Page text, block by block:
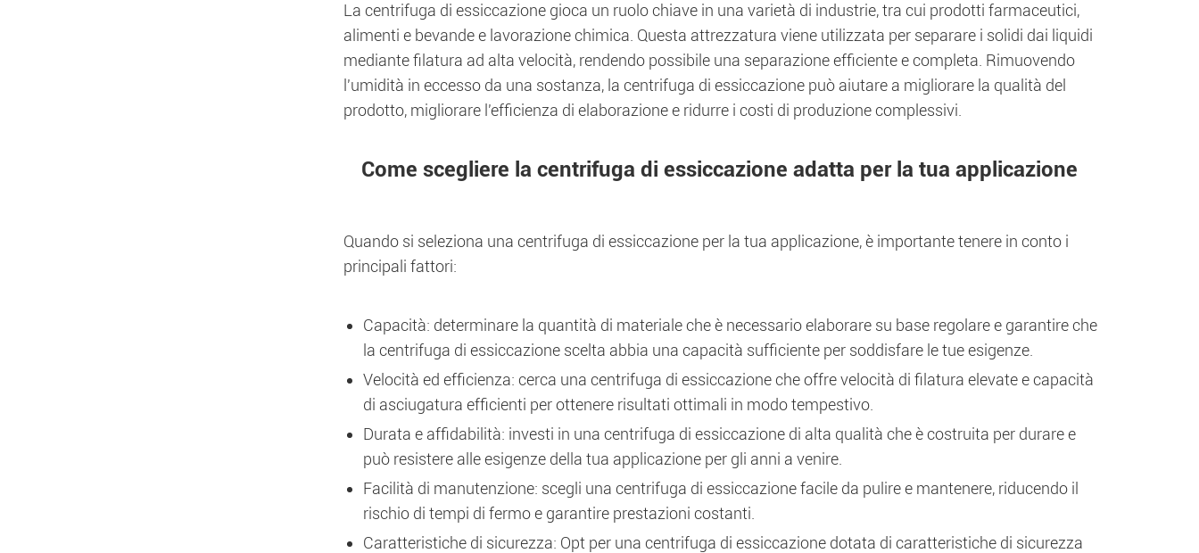
La centrifuga di essiccazione gioca un ruolo chiave in una varietà di industrie, tra cui prodotti farmaceutici,
alimenti e bevande e lavorazione chimica. Questa attrezzatura viene utilizzata per separare i solidi dai liquidi
mediante filatura ad alta velocità, rendendo possibile una separazione efficiente e completa. Rimuovendo
l'umidità in eccesso da una sostanza, la centrifuga di essiccazione può aiutare a migliorare la qualità del
prodotto, migliorare l'efficienza di elaborazione e ridurre i costi di produzione complessivi.
Come scegliere la centrifuga di essiccazione adatta per la tua applicazione
Quando si seleziona una centrifuga di essiccazione per la tua applicazione, è importante tenere in conto i
principali fattori:
Capacità: determinare la quantità di materiale che è necessario elaborare su base regolare e garantire che
la centrifuga di essiccazione scelta abbia una capacità sufficiente per soddisfare le tue esigenze.
Velocità ed efficienza: cerca una centrifuga di essiccazione che offre velocità di filatura elevate e capacità
di asciugatura efficienti per ottenere risultati ottimali in modo tempestivo.
Durata e affidabilità: investi in una centrifuga di essiccazione di alta qualità che è costruita per durare e
può resistere alle esigenze della tua applicazione per gli anni a venire.
Facilità di manutenzione: scegli una centrifuga di essiccazione facile da pulire e mantenere, riducendo il
rischio di tempi di fermo e garantire prestazioni costanti.
Caratteristiche di sicurezza: Opt per una centrifuga di essiccazione dotata di caratteristiche di sicurezza